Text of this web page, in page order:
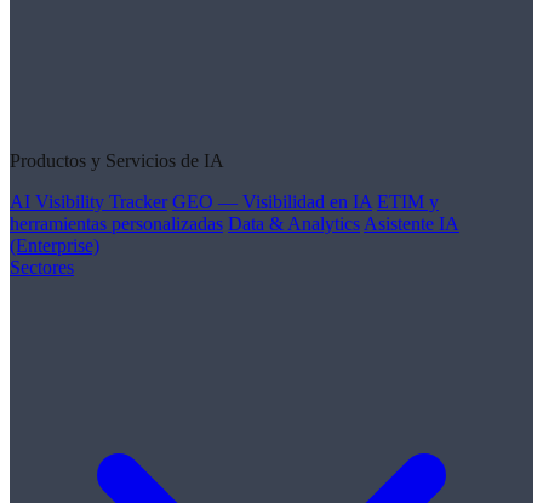
Productos y Servicios de IA
AI Visibility Tracker GEO — Visibilidad en IA ETIM y
herramientas personalizadas Data & Analytics Asistente IA
(Enterprise)
Sectores